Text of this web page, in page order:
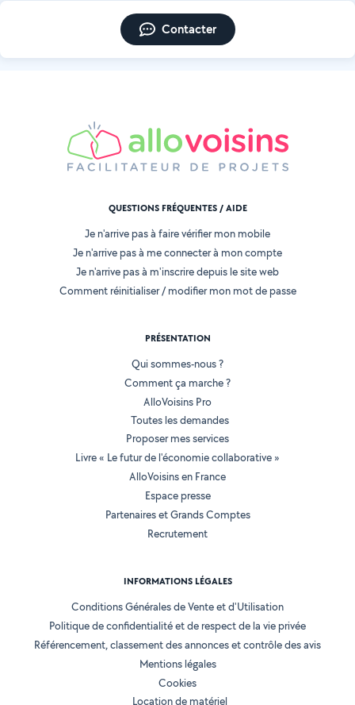
Contacter
QUESTIONS FRÉQUENTES / AIDE
Je n'arrive pas à faire vérifier mon mobile
Je n'arrive pas à me connecter à mon compte
Je n'arrive pas à m'inscrire depuis le site web
Comment réinitialiser / modifier mon mot de passe
PRÉSENTATION
Qui sommes-nous ?
Comment ça marche ?
AlloVoisins Pro
Toutes les demandes
Proposer mes services
Livre « Le futur de l'économie collaborative »
AlloVoisins en France
Espace presse
Partenaires et Grands Comptes
Recrutement
INFORMATIONS LÉGALES
Conditions Générales de Vente et d'Utilisation
Politique de confidentialité et de respect de la vie privée
Référencement, classement des annonces et contrôle des avis
Mentions légales
Cookies
Location de matériel